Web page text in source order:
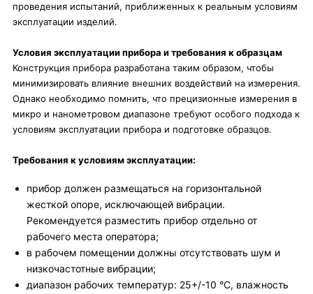
проведения испытаний, приближенных к реальным условиям
эксплуатации изделий.
Условия эксплуатации прибора и требования к образцам
Конструкция прибора разработана таким образом, чтобы
минимизировать влияние внешних воздействий на измерения.
Однако необходимо помнить, что прецизионные измерения в
микро и нанометровом диапазоне требуют особого подхода к
условиям эксплуатации прибора и подготовке образцов.
Требования к условиям эксплуатации:
прибор должен размещаться на горизонтальной
жесткой опоре, исключающей вибрации.
Рекомендуется разместить прибор отдельно от
рабочего места оператора;
в рабочем помещении должны отсутствовать шум и
низкочастотные вибрации;
диапазон рабочих температур: 25+/-10 °C, влажность